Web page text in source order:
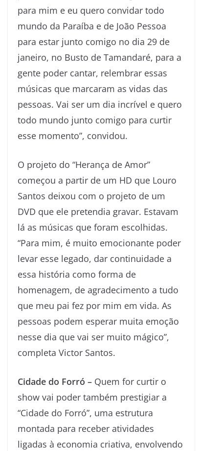
para mim e eu quero convidar todo
mundo da Paraíba e de João Pessoa
para estar junto comigo no dia 29 de
janeiro, no Busto de Tamandaré, para a
gente poder cantar, relembrar essas
músicas que marcaram as vidas das
pessoas. Vai ser um dia incrível e quero
todo mundo junto comigo para curtir
esse momento”, convidou.
O projeto do “Herança de Amor”
começou a partir de um HD que Louro
Santos deixou com o projeto de um
DVD que ele pretendia gravar. Estavam
lá as músicas que foram escolhidas.
“Para mim, é muito emocionante poder
levar esse legado, dar continuidade a
essa história como forma de
homenagem, de agradecimento a tudo
que meu pai fez por mim em vida. As
pessoas podem esperar muita emoção
nesse dia que vai ser muito mágico”,
completa Victor Santos.
Cidade do Forró – Quem for curtir o
show vai poder também prestigiar a
“Cidade do Forró”, uma estrutura
montada para receber atividades
ligadas à economia criativa, envolvendo